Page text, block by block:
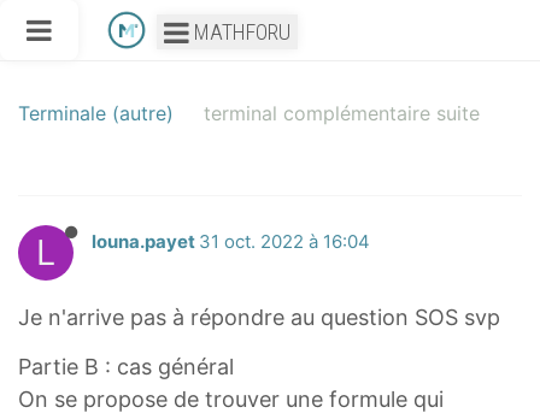
MATHFORU
Terminale (autre) terminal complémentaire suite
L louna.payet 31 oct. 2022 à 16:04
Je n'arrive pas à répondre au question SOS svp
Partie B : cas général
On se propose de trouver une formule qui